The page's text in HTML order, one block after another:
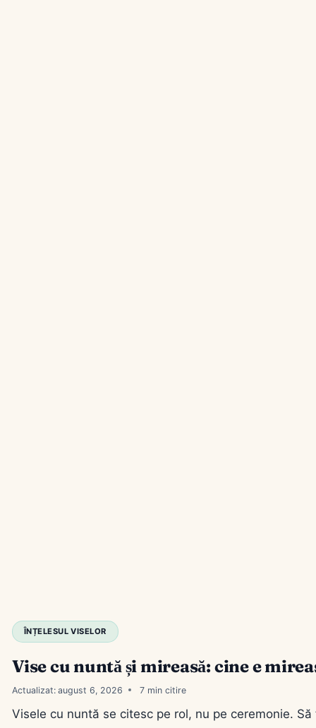
ÎNȚELESUL VISELOR
Vise cu nuntă și mireasă: cine e
Actualizat: august 6, 2026 7
Visele cu nuntă se citesc pe rol, nu pe ceremonie.